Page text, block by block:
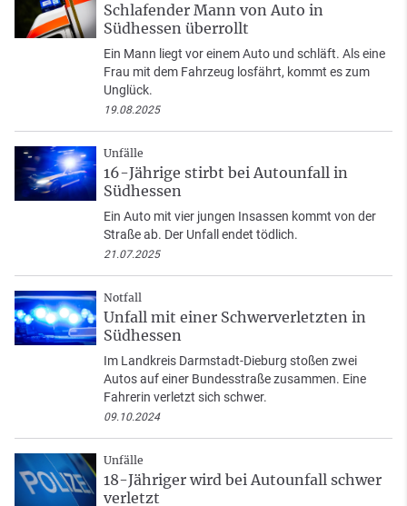
Schlafender Mann von Auto in
Südhessen überrollt
Ein Mann liegt vor einem Auto und schläft. Als eine
Frau mit dem Fahrzeug losfährt, kommt es zum
Unglück.
19.08.2025
Unfälle
16-Jährige stirbt bei Autounfall in
Südhessen
Ein Auto mit vier jungen Insassen kommt von der
Straße ab. Der Unfall endet tödlich.
21.07.2025
Notfall
Unfall mit einer Schwerverletzten in
Südhessen
Im Landkreis Darmstadt-Dieburg stoßen zwei
Autos auf einer Bundesstraße zusammen. Eine
Fahrerin verletzt sich schwer.
09.10.2024
Unfälle
18-Jähriger wird bei Autounfall schwer
verletzt